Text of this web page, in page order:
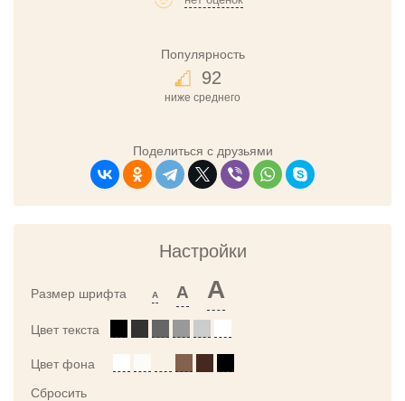
Популярность
92
ниже среднего
Поделиться с друзьями
Настройки
Размер шрифта A A A
Цвет текста
Цвет фона
Сбросить